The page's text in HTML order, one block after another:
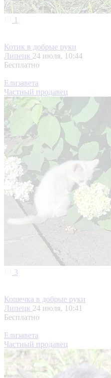
1
Котик в добрые руки
Липецк 24 июля, 10:44
Бесплатно
Елизавета
Частный продавец
3
Кошечка в добрые руки
Липецк 24 июля, 10:41
Бесплатно
Елизавета
Частный продавец